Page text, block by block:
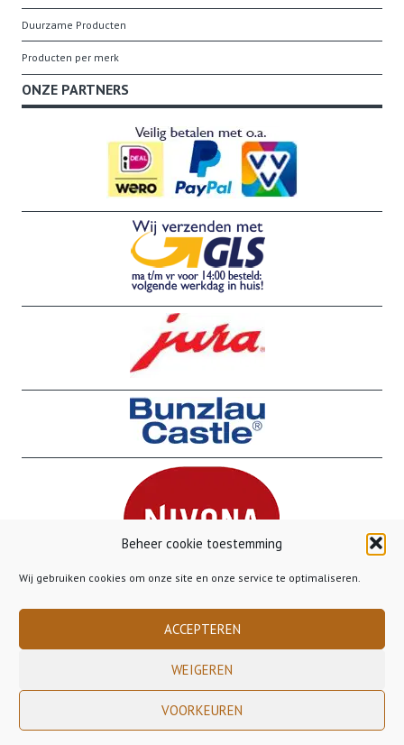
Beheer cookie toestemming
Wij gebruiken cookies om onze site en onze service te optimaliseren.
ACCEPTEREN
WEIGEREN
VOORKEUREN
Duurzame Producten
Producten per merk
ONZE PARTNERS
vanaf €50,00 - - - Gratis verzending naar België vanaf €85,00